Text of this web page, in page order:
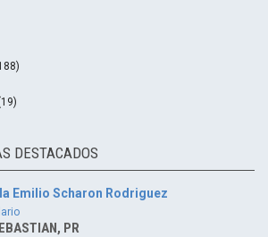
DESTACADOS
Emilio Scharon Rodriguez
PR